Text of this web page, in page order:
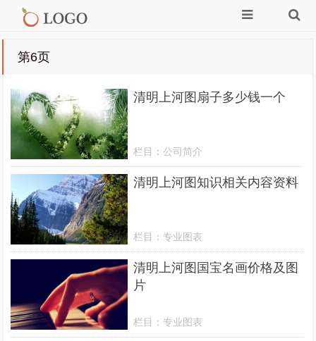
第6页
清明上河图扇子多少钱一个
栏目：公司简介
清明上河图知识相关内容资料
栏目：专业图表
清明上河图国宝名画价格及图
片
栏目：专业图表